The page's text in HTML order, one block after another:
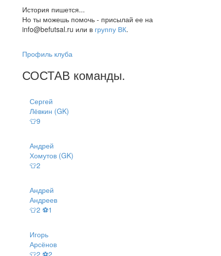
История пишется...
Но ты можешь помочь - присылай ее на
info@befutsal.ru или в группу ВК.
Профиль клуба
СОСТАВ команды.
Сергей
Лёвкин (GK)
👕9
Андрей
Хомутов (GK)
👕2
Андрей
Андреев
👕2 ⚽1
Игорь
Арсёнов
👕2 ⚽2